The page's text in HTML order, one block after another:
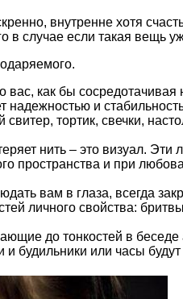
внутренне хотя
в случае если такая вещь
как бы
и
тортик, свечки,
нить – это визуал.
пространства и при
вам в глаза, всегда
личного свойства:
до тонкостей в беседе
и будильники или часы